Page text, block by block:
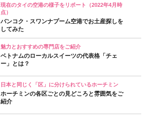
現在のタイの空港の様子をリポート（2022年4月時
点）
バンコク・スワンナプーム空港でお土産探しを
してみた
魅力とおすすめの専門店をご紹介
ベトナムのローカルスイーツの代表格「チェ
ー」とは？
日本と同じく「区」に分けられているホーチミン
ホーチミンの各区ごとの見どころと雰囲気をご
紹介